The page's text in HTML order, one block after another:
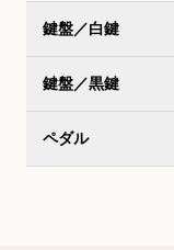
鍵盤／白鍵
鍵盤／黒鍵
ペダル